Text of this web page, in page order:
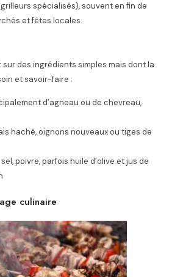
spécialisés), souvent en fin de
et fêtes locales.
des ingrédients simples mais dont la
et savoir-faire :
d’agneau ou de chevreau,
haché, oignons nouveaux ou tiges de
sel, poivre, parfois huile d’olive et jus de
culinaire